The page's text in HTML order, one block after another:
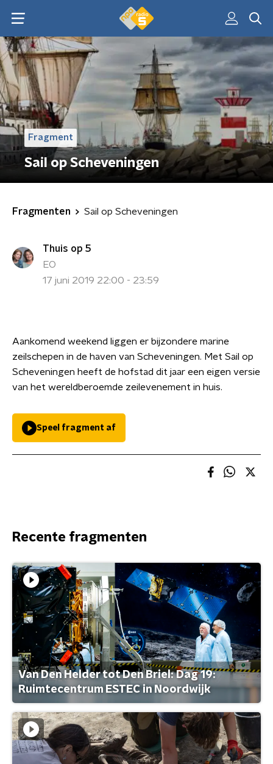
Fragment
Sail op Scheveningen
Fragmenten Sail op Scheveningen
Thuis op 5
EO
17 juni 2019 22:00 - 23:59
Aankomend weekend liggen er bijzondere marine
zeilschepen in de haven van Scheveningen. Met Sail op
Scheveningen heeft de hofstad dit jaar een eigen versie
van het wereldberoemde zeilevenement in huis.
Speel fragment af
Recente fragmenten
Van Den Helder tot Den Briel: Dag 19:
Ruimtecentrum ESTEC in Noordwijk